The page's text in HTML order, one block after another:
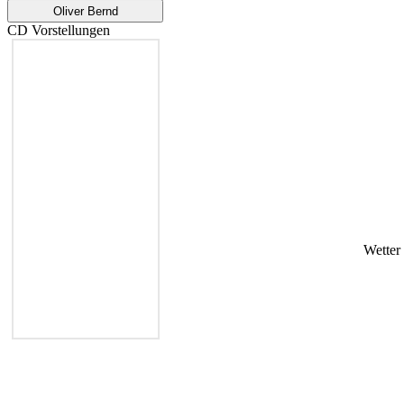
Oliver Bernd
CD Vorstellungen
Wetter